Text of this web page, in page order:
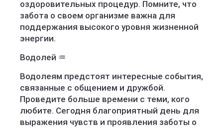
оздоровительных процедур. Помните, что
забота о своем организме важна для
поддержания высокого уровня жизненной
энергии.
Водолей ♒️
Водолеям предстоят интересные события,
связанные с общением и дружбой.
Проведите больше времени с теми, кого
любите. Сегодня благоприятный день для
выражения чувств и проявления заботы о